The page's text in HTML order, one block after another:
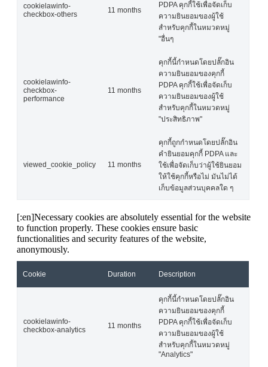
cookielawinfo-
checkbox-others
11 months
PDPA คุกกี้ใช้เพื่อจัดเก็บ
ความยินยอมของผู้ใช้
สำหรับคุกกี้ในหมวดหมู่
"อื่นๆ
cookielawinfo-
checkbox-
performance
11 months
คุกกี้นี้กำหนดโดยปลั๊กอิน
ความยินยอมของคุกกี้
PDPA คุกกี้ใช้เพื่อจัดเก็บ
ความยินยอมของผู้ใช้
สำหรับคุกกี้ในหมวดหมู่
"ประสิทธิภาพ"
viewed_cookie_policy 11 months
คุกกี้ถูกกำหนดโดยปลั๊กอิน
คำยินยอมคุกกี้ PDPA และ
ใช้เพื่อจัดเก็บว่าผู้ใช้ยินยอม
ให้ใช้คุกกี้หรือไม่ มันไม่ได้
เก็บข้อมูลส่วนบุคคลใด ๆ
[:en]Necessary cookies are absolutely essential for the website
to function properly. These cookies ensure basic
functionalities and security features of the website,
anonymously.
Cookie Duration Description
cookielawinfo-
checkbox-analytics
11 months
คุกกี้นี้กำหนดโดยปลั๊กอิน
ความยินยอมของคุกกี้
PDPA คุกกี้ใช้เพื่อจัดเก็บ
ความยินยอมของผู้ใช้
สำหรับคุกกี้ในหมวดหมู่
"Analytics"